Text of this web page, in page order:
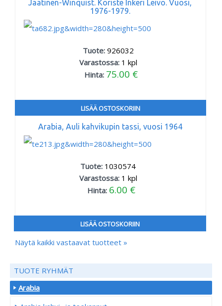
Jaatinen-Winquist. Koriste Inkeri Leivo. Vuosi,
1976-1979.
Tuote: 926032
Varastossa: 1 kpl
Hinta: 75.00 €
LISÄÄ OSTOSKORIIN
Arabia, Auli kahvikupin tassi, vuosi 1964
Tuote: 1030574
Varastossa: 1 kpl
Hinta: 6.00 €
LISÄÄ OSTOSKORIIN
Näytä kaikki vastaavat tuotteet »
TUOTE RYHMÄT
Arabia